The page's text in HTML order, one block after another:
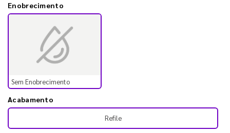
Enobrecimento
Sem Enobrecimento
Acabamento
Refile